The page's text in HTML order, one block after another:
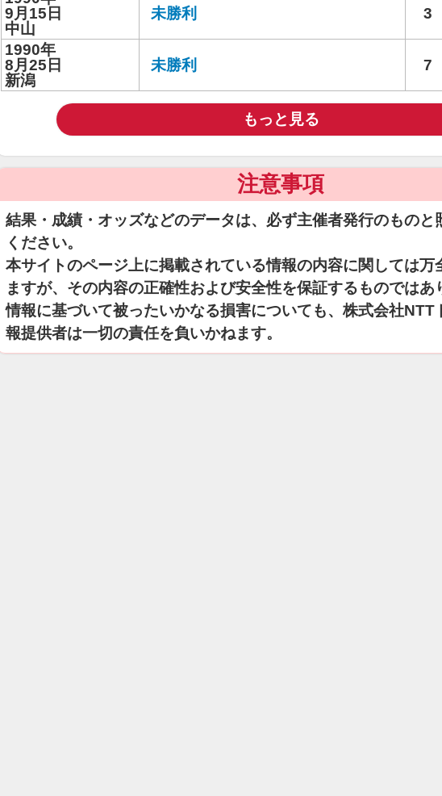
9月15日
中山
未勝利 3
1990年
8月25日
新潟
未勝利 7
もっと見る
注意事項
結果・成績・オッズなどのデータは、必ず主催者発行のものと
ください。
本サイトのページ上に掲載されている情報の内容に関しては万
ますが、その内容の正確性および安全性を保証するものではあ
情報に基づいて被ったいかなる損害についても、株式会社NTT
報提供者は一切の責任を負いかねます。